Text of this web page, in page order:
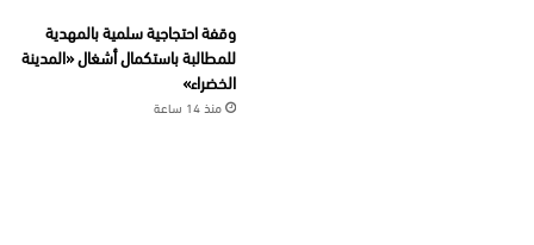
وقفة احتجاجية سلمية بالمهدية
للمطالبة باستكمال أشغال «المدينة
الخضراء»
منذ 14 ساعة